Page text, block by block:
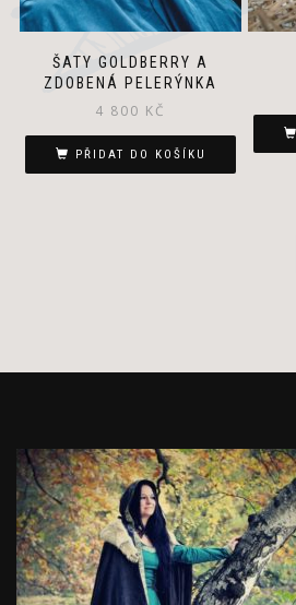
ŠATY GOLDBERRY A
ZDOBENÁ PELERÝNKA
4 800 KČ
PŘIDAT DO KOŠÍKU